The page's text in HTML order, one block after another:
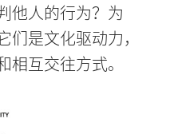
他人的行为？为
是文化驱动力，
互交往方式。